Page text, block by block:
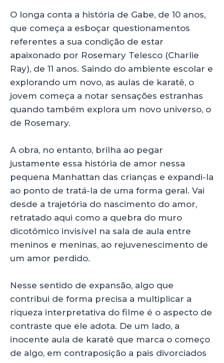
O longa conta a história de Gabe, de 10 anos,
que começa a esboçar questionamentos
referentes a sua condição de estar
apaixonado por Rosemary Telesco (Charlie
Ray), de 11 anos. Saindo do ambiente escolar e
explorando um novo, as aulas de karatê, o
jovem começa a notar sensações estranhas
quando também explora um novo universo, o
de Rosemary.
A obra, no entanto, brilha ao pegar
justamente essa história de amor nessa
pequena Manhattan das crianças e expandi-la
ao ponto de tratá-la de uma forma geral. Vai
desde a trajetória do nascimento do amor,
retratado aqui como a quebra do muro
dicotômico invisível na sala de aula entre
meninos e meninas, ao rejuvenescimento de
um amor perdido.
Nesse sentido de expansão, algo que
contribui de forma precisa a multiplicar a
riqueza interpretativa do filme é o aspecto de
contraste que ele adota. De um lado, a
inocente aula de karatê que marca o começo
de algo, em contraposição a pais divorciados